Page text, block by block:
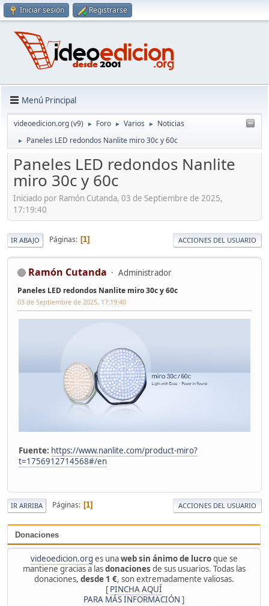
Iniciar sesión Registrarse
Menú Principal
videoedicion.org (v9) ► Foro ► Varios ► Noticias
► Paneles LED redondos Nanlite miro 30c y 60c
Donaciones
videoedicion.org es unaweb sin ánimo de lucroque se
mantiene gracias a lasdonaciones de sus usuarios. Todas las
donaciones, desde 1 €, son extremadamente valiosas.
[ PINCHA AQUÍ
PARA MÁS INFORMACIÓN ]
Paneles LED redondos Nanlite
miro 30c y 60c
Iniciado por Ramón Cutanda, 03 de Septiembre de 2025,
17:19:40
IR ABAJO Páginas 1 ACCIONES DEL USUARIO
Ramón Cutanda Administrador
Paneles LED redondos Nanlite miro 30c y 60c
03 de Septiembre de 2025, 17:19:40
Fuente: https://www.nanlite.com/product-miro?
t=1756912714568#/en
IR ARRIBA Páginas 1 ACCIONES DEL USUARIO